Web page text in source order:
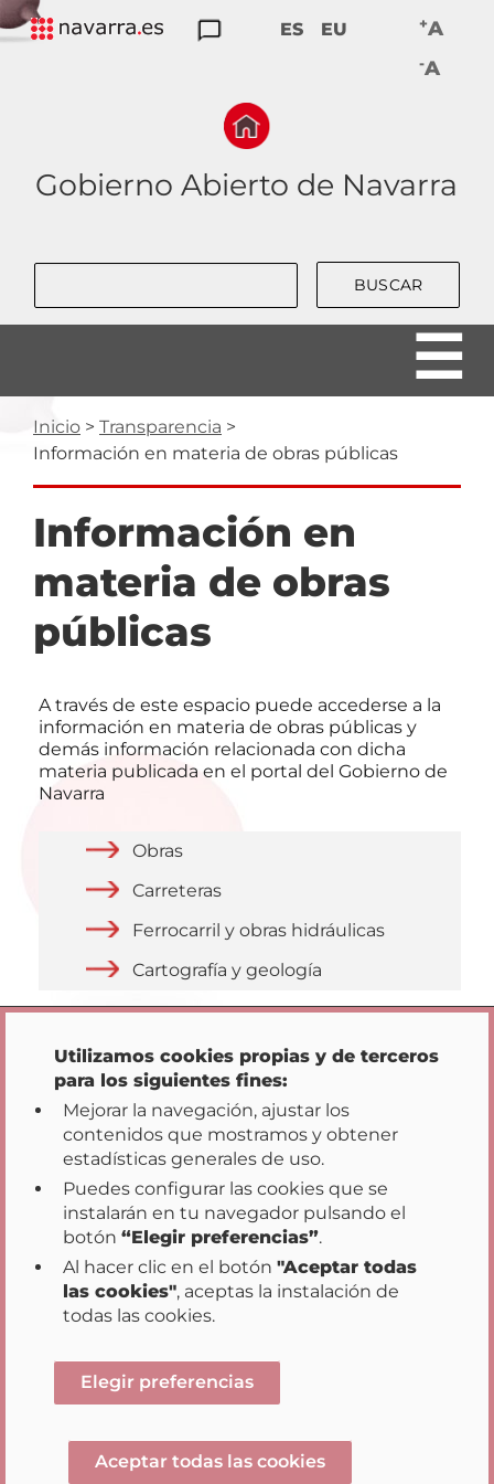
Skip
to
Gobierno Abierto de Navarra
ES EU +A
-A
Ruta
de
navegación
Inicio
Transparencia
Información en materia de obras públicas
Información en
materia de obras
públicas
A través de este espacio puede accederse a la
información en materia de obras públicas y
demás información relacionada con dicha
materia publicada en el portal del Gobierno de
Navarra
Obras
Carreteras
Ferrocarril y obras hidráulicas
Cartografía y geología
Inicio | Transparencia | Participación
Datos Abiertos | Acción de Gobierno
Buenas Prácticas
Mapa web | Aviso legal
Opciones de privacidad
Opciones de privacidad
Utilizamos cookies propias y de terceros
para los siguientes fines:
Mejorar la navegación, ajustar los
contenidos que mostramos y obtener
estadísticas generales de uso.
Puedes configurar las cookies que se
instalarán en tu navegador pulsando el
botón “Elegir preferencias”.
Al hacer clic en el botón "Aceptar todas
las cookies", aceptas la instalación de
todas las cookies.
Elegir preferencias
Aceptar todas las cookies